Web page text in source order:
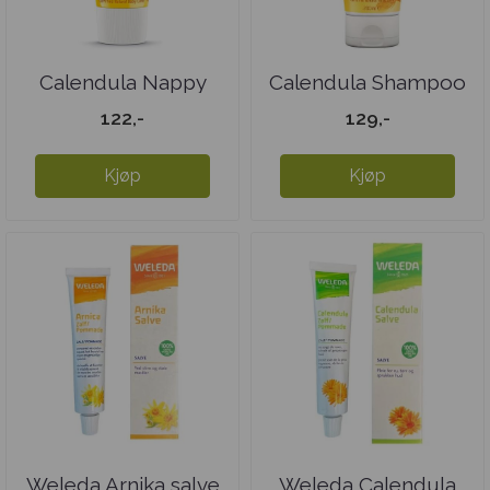
Calendula Nappy
Change Cream
122,-
Kjøp
Calendula Shampoo
& Body Wash
129,-
Kjøp
Weleda Arnika salve Weleda Calendula